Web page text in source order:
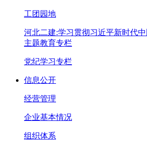
工团园地
河北二建:学习贯彻习近平新时代
主题教育专栏
党纪学习专栏
信息公开
经营管理
企业基本情况
组织体系